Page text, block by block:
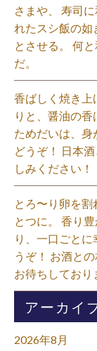
さまや、 寿司
れたスシ飯の如
とさせる。 何
だ。⁡
香ばしく焼き上
りと、醤油の
ためだいは、身
どうぞ！ 日本
しみください！⁡
とろ〜り卵を
とつに。 香り
り、一口ごと
うぞ！ お酒と
お待ちしており
アーカイ
2026年8月